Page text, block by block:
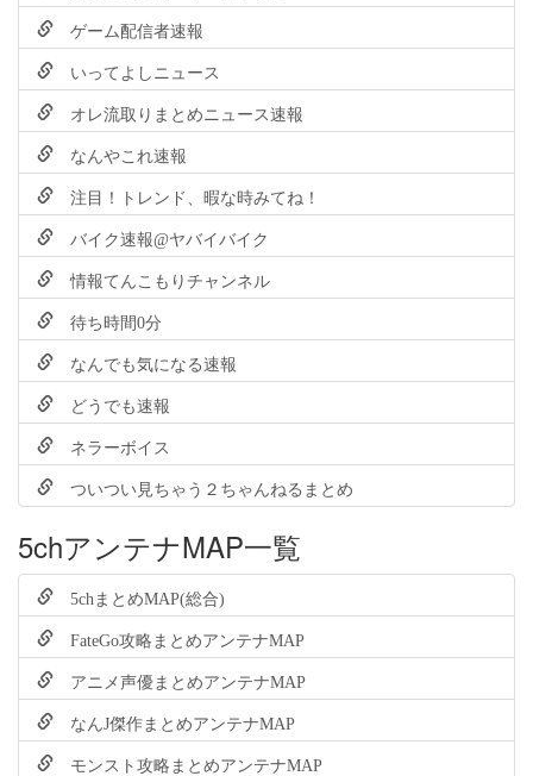
ゲーム配信者速報
いってよしニュース
オレ流取りまとめニュース速報
なんやこれ速報
注目！トレンド、暇な時みてね！
バイク速報@ヤバイバイク
情報てんこもりチャンネル
待ち時間0分
なんでも気になる速報
どうでも速報
ネラーボイス
ついつい見ちゃう２ちゃんねるまとめ
5chアンテナMAP一覧
5chまとめMAP(総合)
FateGo攻略まとめアンテナMAP
アニメ声優まとめアンテナMAP
なんJ傑作まとめアンテナMAP
モンスト攻略まとめアンテナMAP